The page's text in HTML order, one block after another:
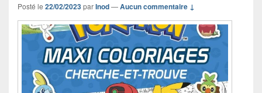
Posté le 22/02/2023parInod—Aucun commentaire ↓